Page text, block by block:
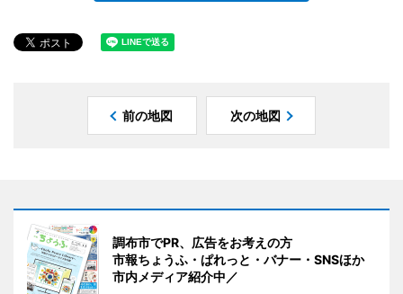
前の地図 次の地図
調布市でPR、広告をお考えの方
市報ちょうふ・ぱれっと・バナー・SNSほか
市内メディア紹介中／